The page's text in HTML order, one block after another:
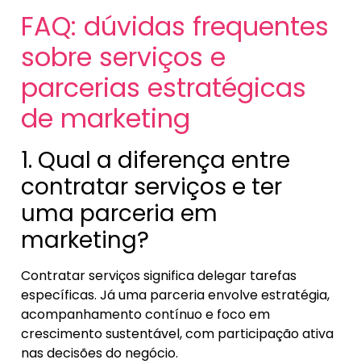
FAQ: dúvidas frequentes
sobre serviços e
parcerias estratégicas
de marketing
1. Qual a diferença entre
contratar serviços e ter
uma parceria em
marketing?
Contratar serviços significa delegar tarefas
específicas. Já uma parceria envolve estratégia,
acompanhamento contínuo e foco em
crescimento sustentável, com participação ativa
nas decisões do negócio.